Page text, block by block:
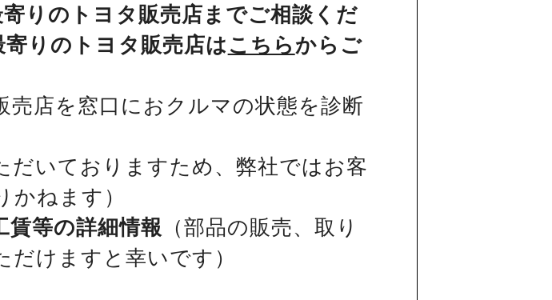
りのトヨタ販売店までご相談くだ
りのトヨタ販売店は こちら からご
売店を窓口におクルマの状態を診断
だいておりますため、弊社ではお客
かねます）
賃等の詳細情報
（部品の販売、取り
けますと幸いです）